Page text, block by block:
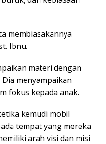
membiasakannya
Ibnu.
materi dengan
menyampaikan
fokus kepada anak.
kemudi mobil
tempat yang mereka
arah visi dan misi